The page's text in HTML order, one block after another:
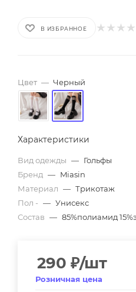
В ИЗБРАННОЕ
Цвет — Черный
Характеристики
Вид одежды — Гольфы
Бренд — Miasin
Материал — Трикотаж
Пол - — Унисекс
Состав — 85%полиамид
290 ₽/шт
Розничная цена